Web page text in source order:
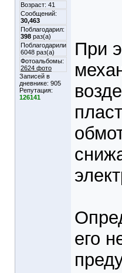
Возраст: 41
Сообщений:
30,463
Поблагодарил:
398 раз(а)
Поблагодарили
6048 раз(а)
Фотоальбомы:
2624 фото
Записей в
дневнике: 905
Репутация:
126141
При
его